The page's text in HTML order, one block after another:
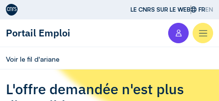
Aller au contenu LE CNRS SUR LE WEB FREN
Portail Emploi
Voir le fil d'ariane
L'offre demandée n'est plus